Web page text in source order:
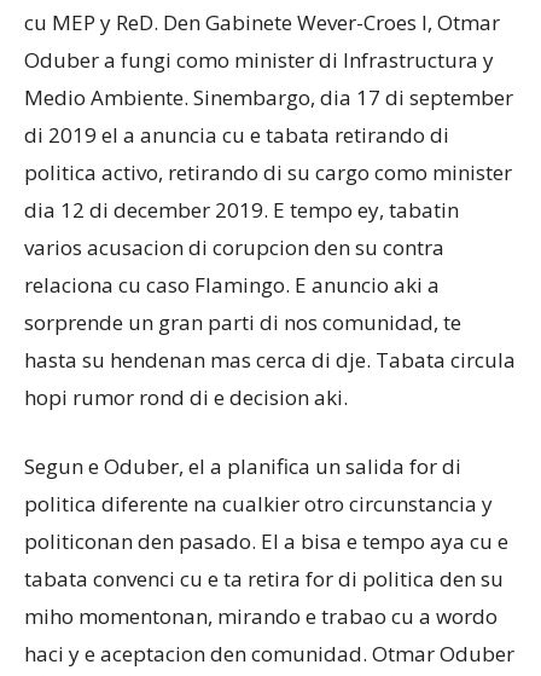
cu MEP y ReD. Den Gabinete Wever-Croes I, Otmar
Oduber a fungi como minister di Infrastructura y
Medio Ambiente. Sinembargo, dia 17 di september
di 2019 el a anuncia cu e tabata retirando di
politica activo, retirando di su cargo como minister
dia 12 di december 2019. E tempo ey, tabatin
varios acusacion di corupcion den su contra
relaciona cu caso Flamingo. E anuncio aki a
sorprende un gran parti di nos comunidad, te
hasta su hendenan mas cerca di dje. Tabata circula
hopi rumor rond di e decision aki.
Segun e Oduber, el a planifica un salida for di
politica diferente na cualkier otro circunstancia y
politiconan den pasado. El a bisa e tempo aya cu e
tabata convenci cu e ta retira for di politica den su
miho momentonan, mirando e trabao cu a wordo
haci y e aceptacion den comunidad. Otmar Oduber